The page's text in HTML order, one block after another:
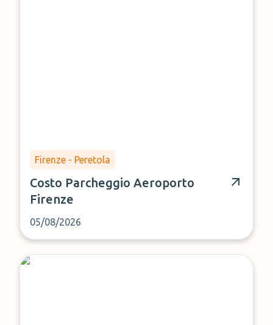
Firenze - Peretola
Costo Parcheggio Aeroporto
Firenze
05/08/2026